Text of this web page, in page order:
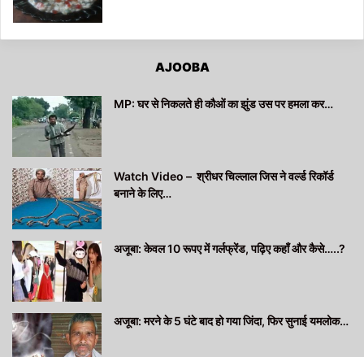
AJOOBA
MP: घर से निकलते ही कौओं का झुंड उस पर हमला कर…
Watch Video – श्रीधर चिल्लाल जिस ने वर्ल्ड रिकॉर्ड
बनाने के लिए…
अजूबा: केवल 10 रूपए में गर्लफ्रेंड, पढ़िए कहाँ और कैसे…..?
अजूबा: मरने के 5 घंटे बाद हो गया जिंदा, फिर सुनाई यमलोक…